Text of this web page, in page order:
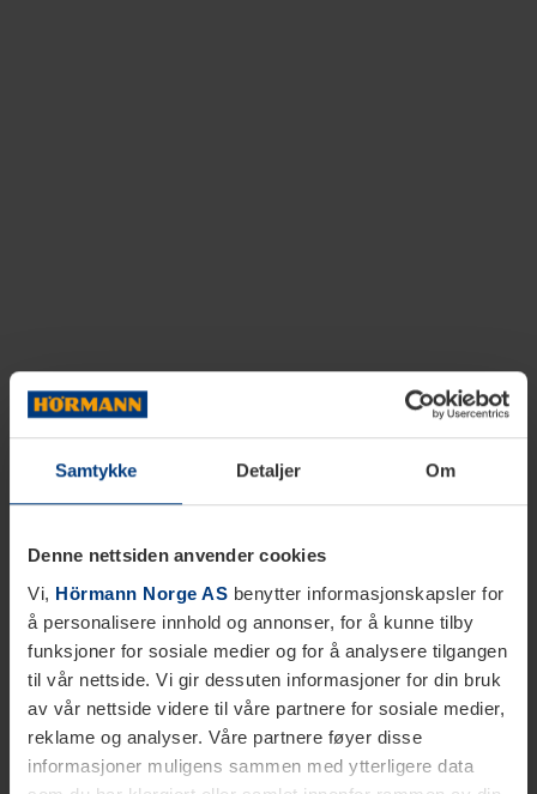
Samtykke Detaljer Om
Denne nettsiden anvender cookies
Vi, Hörmann Norge AS benytter informasjonskapsler for
å personalisere innhold og annonser, for å kunne tilby
funksjoner for sosiale medier og for å analysere tilgangen
til vår nettside. Vi gir dessuten informasjoner for din bruk
av vår nettside videre til våre partnere for sosiale medier,
reklame og analyser. Våre partnere føyer disse
informasjoner muligens sammen med ytterligere data